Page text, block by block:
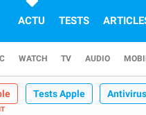
ACTU TESTS
WATCH TV AUDIO
Tests Apple